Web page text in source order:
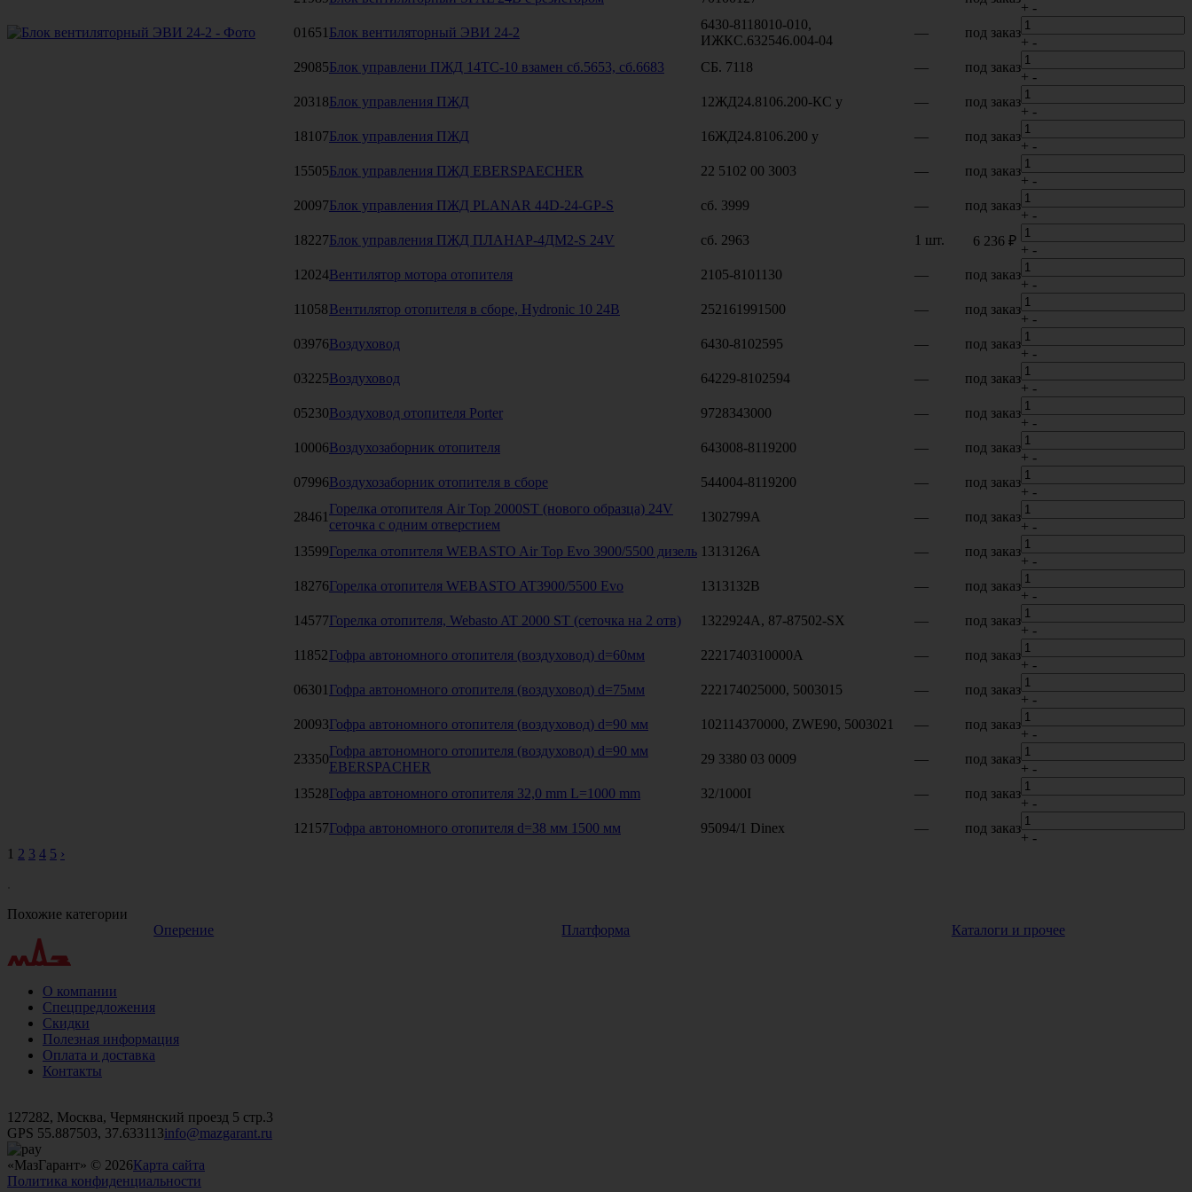
+ -
01651 Блок вентиляторный ЭВИ 24-2
6430-8118010-010,
ИЖКС.632546.004-04
— под заказ
+ -
29085Блок управлени ПЖД 14ТС-10 взамен сб.5653, сб.6683 СБ. 7118 — под заказ
+ -
20318Блок управления ПЖД 12ЖД24.8106.200-КС у — под заказ
+ -
18107Блок управления ПЖД 16ЖД24.8106.200 у — под заказ
+ -
15505Блок управления ПЖД EBERSPAECHER 22 5102 00 3003 — под заказ
+ -
20097Блок управления ПЖД PLANAR 44D-24-GP-S сб. 3999 — под заказ
+ -
18227Блок управления ПЖД ПЛАНАР-4ДМ2-S 24V сб. 2963 1 шт. 6 236 ₽
+ -
12024Вентилятор мотора отопителя 2105-8101130 — под заказ
+ -
11058Вентилятор отопителя в сборе, Hydronic 10 24B 252161991500 — под заказ
+ -
03976Воздуховод 6430-8102595 — под заказ
+ -
03225Воздуховод 64229-8102594 — под заказ
+ -
05230Воздуховод отопителя Porter 9728343000 — под заказ
+ -
10006Воздухозаборник отопителя 643008-8119200 — под заказ
+ -
07996Воздухозаборник отопителя в сборе 544004-8119200 — под заказ
+ -
28461
Горелка отопителя Air Top 2000ST (нового образца) 24V
сеточка с одним отверстием
1302799A — под заказ
+ -
13599Горелка отопителя WEBASTO Air Top Evo 3900/5500 дизель 1313126A — под заказ
+ -
18276Горелка отопителя WEBASTO AT3900/5500 Evo 1313132B — под заказ
+ -
14577Горелка отопителя, Webasto AT 2000 ST (сеточка на 2 отв) 1322924А, 87-87502-SX — под заказ
+ -
11852Гофра автономного отопителя (воздуховод) d=60мм 2221740310000A — под заказ
+ -
06301 Гофра автономного отопителя (воздуховод) d=75мм 222174025000, 5003015 — под заказ
+ -
20093Гофра автономного отопителя (воздуховод) d=90 мм 102114370000, ZWE90, 5003021 — под заказ
+ -
23350
Гофра автономного отопителя (воздуховод) d=90 мм
EBERSPACHER
29 3380 03 0009 — под заказ
+ -
13528Гофра автономного отопителя 32,0 mm L=1000 mm 32/1000I — под заказ
+ -
12157Гофра автономного отопителя d=38 мм 1500 мм 95094/1 Dinex — под заказ
+ -
1 2 3 4 5 ›
Похожие категории
Оперение
Платформа Каталоги и прочее
О компании
Спецпредложения
Скидки
Полезная информация
Оплата и доставка
Контакты
127282, Москва, Чермянский проезд 5 стр.3
GPS 55.887503, 37.633113info@mazgarant.ru
«МазГарант» © 2026Карта сайта
Политика конфиденциальности